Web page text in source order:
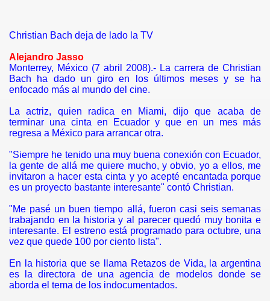
Christian Bach deja de lado la TV
Alejandro Jasso
Monterrey, México (7 abril 2008).- La carrera de Christian
Bach ha dado un giro en los últimos meses y se ha
enfocado más al mundo del cine.
La actriz, quien radica en Miami, dijo que acaba de
terminar una cinta en Ecuador y que en un mes más
regresa a México para arrancar otra.
"Siempre he tenido una muy buena conexión con Ecuador,
la gente de allá me quiere mucho, y obvio, yo a ellos, me
invitaron a hacer esta cinta y yo acepté encantada porque
es un proyecto bastante interesante" contó Christian.
"Me pasé un buen tiempo allá, fueron casi seis semanas
trabajando en la historia y al parecer quedó muy bonita e
interesante. El estreno está programado para octubre, una
vez que quede 100 por ciento lista".
En la historia que se llama Retazos de Vida, la argentina
es la directora de una agencia de modelos donde se
aborda el tema de los indocumentados.
Vida
su prioridad
trayectoria
de pies a cabeza